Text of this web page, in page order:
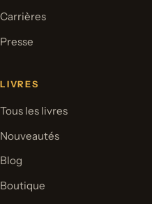
Carrières
Presse
LIVRES
Tous les livres
Nouveautés
Blog
Boutique